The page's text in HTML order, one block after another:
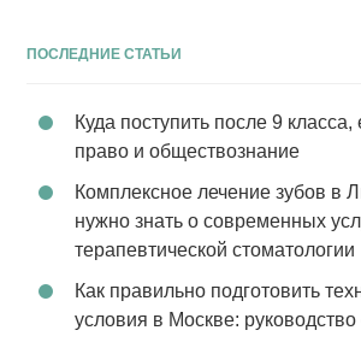
ПОСЛЕДНИЕ СТАТЬИ
Куда поступить после 9 класса,
право и обществознание
Комплексное лечение зубов в
нужно знать о современных
терапевтической стоматологии
Как правильно подготовить
условия в Москве: